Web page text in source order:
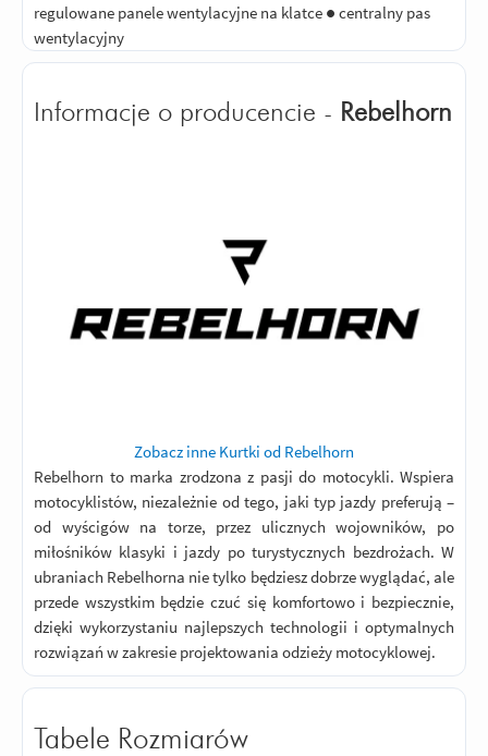
regulowane panele wentylacyjne na klatce ● centralny pas
wentylacyjny
Informacje o producencie - Rebelhorn
Zobacz inne Kurtki od Rebelhorn
Rebelhorn to marka zrodzona z pasji do motocykli. Wspiera
motocyklistów, niezależnie od tego, jaki typ jazdy preferują –
od wyścigów na torze, przez ulicznych wojowników, po
miłośników klasyki i jazdy po turystycznych bezdrożach. W
ubraniach Rebelhorna nie tylko będziesz dobrze wyglądać, ale
przede wszystkim będzie czuć się komfortowo i bezpiecznie,
dzięki wykorzystaniu najlepszych technologii i optymalnych
rozwiązań w zakresie projektowania odzieży motocyklowej.
Tabele Rozmiarów